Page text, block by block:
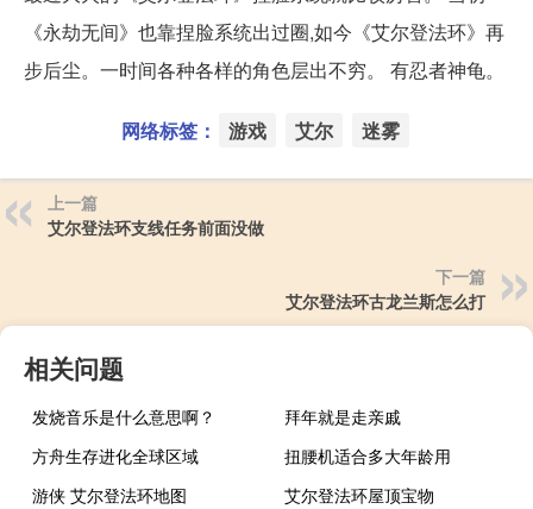
《永劫无间》也靠捏脸系统出过圈,如今《艾尔登法环》再
步后尘。一时间各种各样的角色层出不穷。 有忍者神龟。
网络标签： 游戏 艾尔 迷雾
上一篇
艾尔登法环支线任务前面没做
下一篇
艾尔登法环古龙兰斯怎么打
相关问题
发烧音乐是什么意思啊？
拜年就是走亲戚
方舟生存进化全球区域
扭腰机适合多大年龄用
游侠 艾尔登法环地图
艾尔登法环屋顶宝物